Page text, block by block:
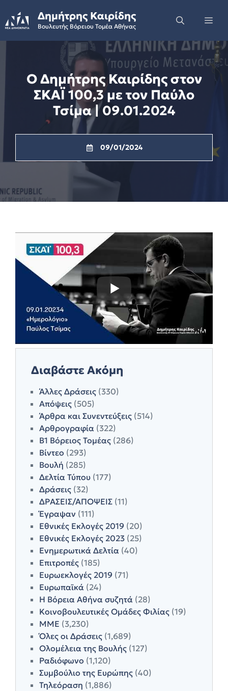
to
content
Δημήτρης Καιρίδης
Βουλευτής Βόρειου Τομέα Αθήνας
Ο Δημήτρης Καιρίδης στον
ΣΚΑΪ 100,3 με τον Παύλο
Τσίμα | 09.01.2024
09/01/2024
Διαβάστε Ακόμη
Άλλες Δράσεις (330)
Απόψεις (505)
Άρθρα και Συνεντεύξεις (514)
Αρθρογραφία (322)
Β1 Βόρειος Τομέας (286)
Βίντεο (293)
Βουλή (285)
Δελτία Τύπου (177)
Δράσεις (32)
ΔΡΑΣΕΙΣ/ΑΠΟΨΕΙΣ (11)
Έγραψαν (111)
Εθνικές Εκλογές 2019 (20)
Εθνικές Εκλογές 2023 (25)
Ενημερωτικά Δελτία (40)
Επιτροπές (185)
Ευρωεκλογές 2019 (71)
Ευρωπαϊκά (24)
Η Βόρεια Αθήνα συζητά (28)
Κοινοβουλευτικές Ομάδες Φιλίας (19)
ΜΜΕ (3,230)
Όλες οι Δράσεις (1,689)
Ολομέλεια της Βουλής (127)
Ραδιόφωνο (1,120)
Συμβούλιο της Ευρώπης (40)
Τηλεόραση (1,886)